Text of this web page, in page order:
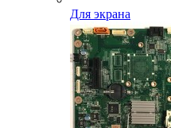
Для экрана